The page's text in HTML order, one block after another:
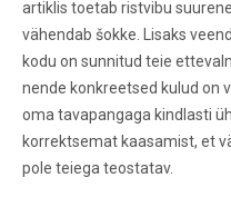
artiklis toetab ristvibu
vähendab šokke. Lisaks
kodu on sunnitud teie
nende konkreetsed kulud on
oma tavapangaga kindlasti
korrektsemat kaasamist, et
pole teiega teostatav.